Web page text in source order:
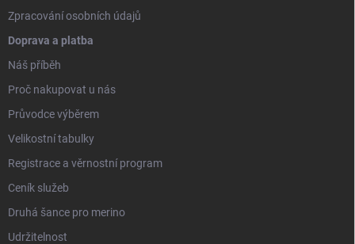
Zpracování osobních údajů
Doprava a platba
Náš příběh
Proč nakupovat u nás
Průvodce výběrem
Velikostní tabulky
Registrace a věrnostní program
Ceník služeb
Druhá šance pro merino
Udržitelnost